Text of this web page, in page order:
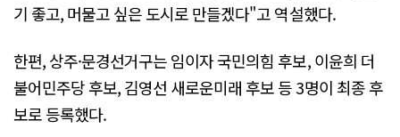
기 좋고, 머물고 싶은 도시로 만들겠다"고 역설했다.
한편, 상주·문경선거구는 임이자 국민의힘 후보, 이윤희 더
불어민주당 후보, 김영선 새로운미래 후보 등 3명이 최종 후
보로 등록했다.